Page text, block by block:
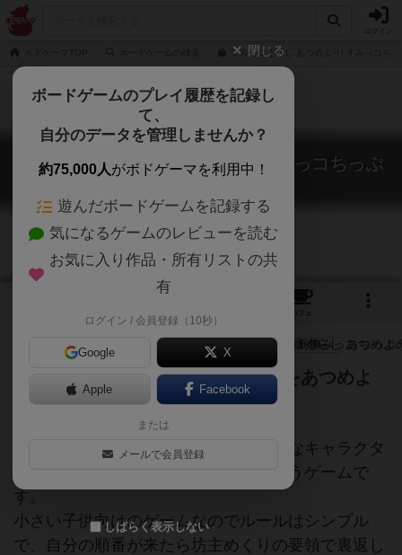
すみっコぐらし あつめよう! すみっコち
すみっコぐらし あつめよう！すみっコちっぷ
Atsumeyou! Sumikko Chip
カフェ
『すみっコ』や『みにっコ』たちをあつめよ
う！！
あの人気の『すみっコぐらし』の色々なキャラクタ
ーが描かれたチップを集めていくというゲームで
す。
小さい子供向けのゲームなのでルールはシンプル
で、自分の順番が来たら坊主めくりの要領で裏返し
閉じる
ボードゲームのプレイ履歴を記録し
て、
自分のデータを管理しませんか？
約75,000人がボドゲーマを利用中！
遊んだボードゲームを記録する
気になるゲームのレビューを読む
お気に入り作品・所有リストの共
有
ログイン / 会員登録（10秒）
Google X
Apple Facebook
または
メールで会員登録
しばらく表示しない